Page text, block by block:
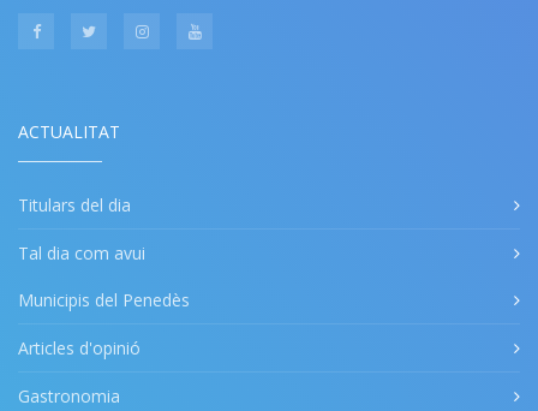
ACTUALITAT
Titulars del dia
Tal dia com avui
Municipis del Penedès
Articles d'opinió
Gastronomia